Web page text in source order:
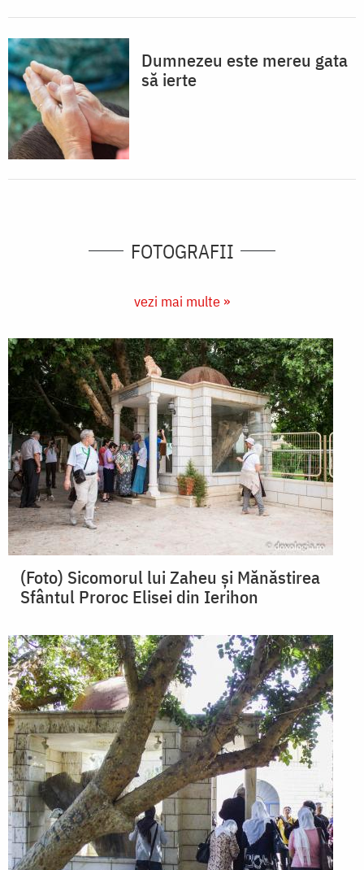
Dumnezeu este mereu gata
să ierte
FOTOGRAFII
vezi mai multe »
(Foto) Sicomorul lui Zaheu și Mănăstirea
Sfântul Proroc Elisei din Ierihon